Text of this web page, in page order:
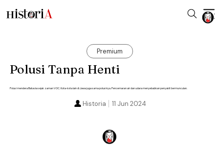
Premium
Polusi Tanpa Henti
Polusi mendera Batavia sejak zaman VOC. Kota-kota lain di Jawa juga sama polusinya. Pencemaran air dan udara menyebabkan penyakit bermunculan.
11 Jun 2024
Historia